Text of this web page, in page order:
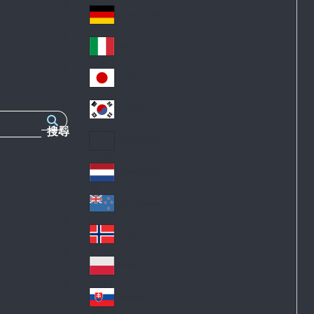
搜尋
nc
e
Ge
an
y
Ital
y
Jap
an
Lat
in
A
me
ric
a
Ne
the
rla
nd
s
Ne
w
Ze
ala
nd
No
rw
ay
Pol
an